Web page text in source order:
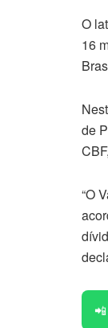
O
16
de
“O
📲